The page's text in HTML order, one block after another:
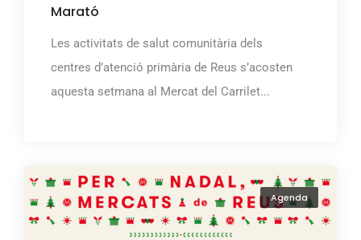
Marató
Les activitats de salut comunitària dels
centres d’atenció primària de Reus s’acosten
aquesta setmana al Mercat del Carrilet...
Agenda